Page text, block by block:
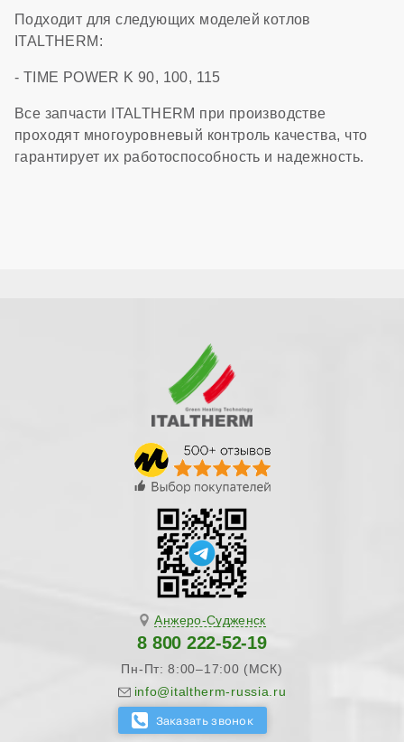
Подходит для следующих моделей котлов
ITALTHERM:
- TIME POWER K 90, 100, 115
Все запчасти ITALTHERM при производстве
проходят многоуровневый контроль качества, что
гарантирует их работоспособность и надежность.
Анжеро-Судженск
8 800 222-52-19
Пн-Пт: 8:00–17:00 (МСК)
info@italtherm-russia.ru